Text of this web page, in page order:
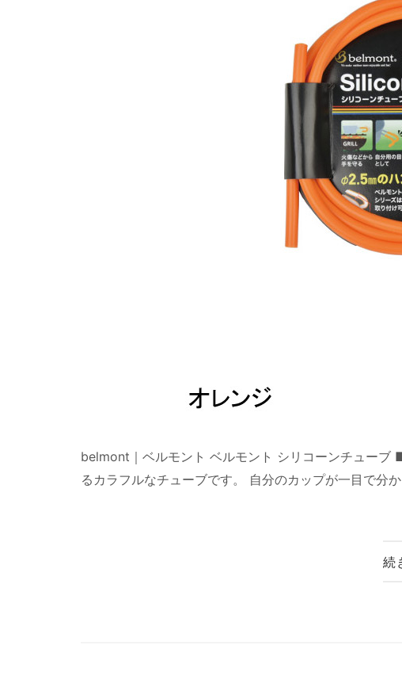
belmont｜ベルモント ベルモント シリコーンチューブ
るカラフルなチューブです。 自分のカップが一目で分
続